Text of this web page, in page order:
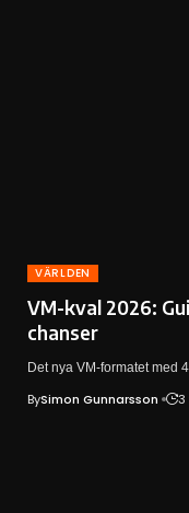
VÄRLDEN
VM-kval 2026:
chanser
Det nya VM-formatet med
BySimon Gunnarsson 3